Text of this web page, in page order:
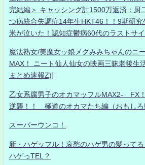
完結編＞ キャッシング計1500万返済：厨
つ病統合失調症14年生HKT46！！9期研
米が泣いた！認知症鬱病60代のラストサ
魔法熟女/美魔女ッ娘メグみみちゃんのニ
MAX！ ニート仙人仙女の映画三昧老後生
まとめ速報Z)]
乙女系腐男子のオカマッフルMAX2- FX
逆襲！！ 極道のオカマたち編（おもしろ
スーパーウンコ！
新・ハゲッフル！哀愁のハゲ男の髪って
ハゲっTEL？